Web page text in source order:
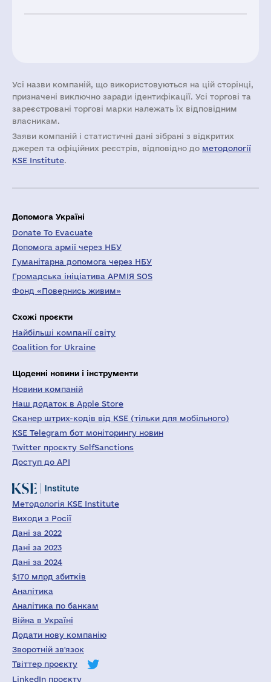
Усі назви компаній, що використовуються на цій сторінці,
призначені виключно заради ідентифікації. Усі торгові та
зареєстровані торгові марки належать їх відповідним
власникам.
Заяви компаній i статистичні дані зібрані з відкритих
джерел та офіційних реєстрів, відповідно до методології
KSE Institute.
Допомога Україні
Donate To Evacuate
Допомога армії через НБУ
Гуманітарна допомога через НБУ
Громадська ініціатива АРМІЯ SOS
Фонд «Повернись живим»
Схожі проєкти
Найбільші компанії світу
Coalition for Ukraine
Щоденні новини і інструменти
Новини компаній
Наш додаток в Apple Store
Сканер штрих-кодів від KSE (тільки для мобільного)
KSE Telegram бот моніторингу новин
Twitter проєкту SelfSanctions
Доступ до API
Методологія KSE Institute
Виходи з Росії
Дані за 2022
Дані за 2023
Дані за 2024
$170 млрд збитків
Аналітика
Аналітика по банкам
Війна в Україні
Додати нову компанію
Зворотній зв'язок
Твіттер проєкту
LinkedIn проєкту